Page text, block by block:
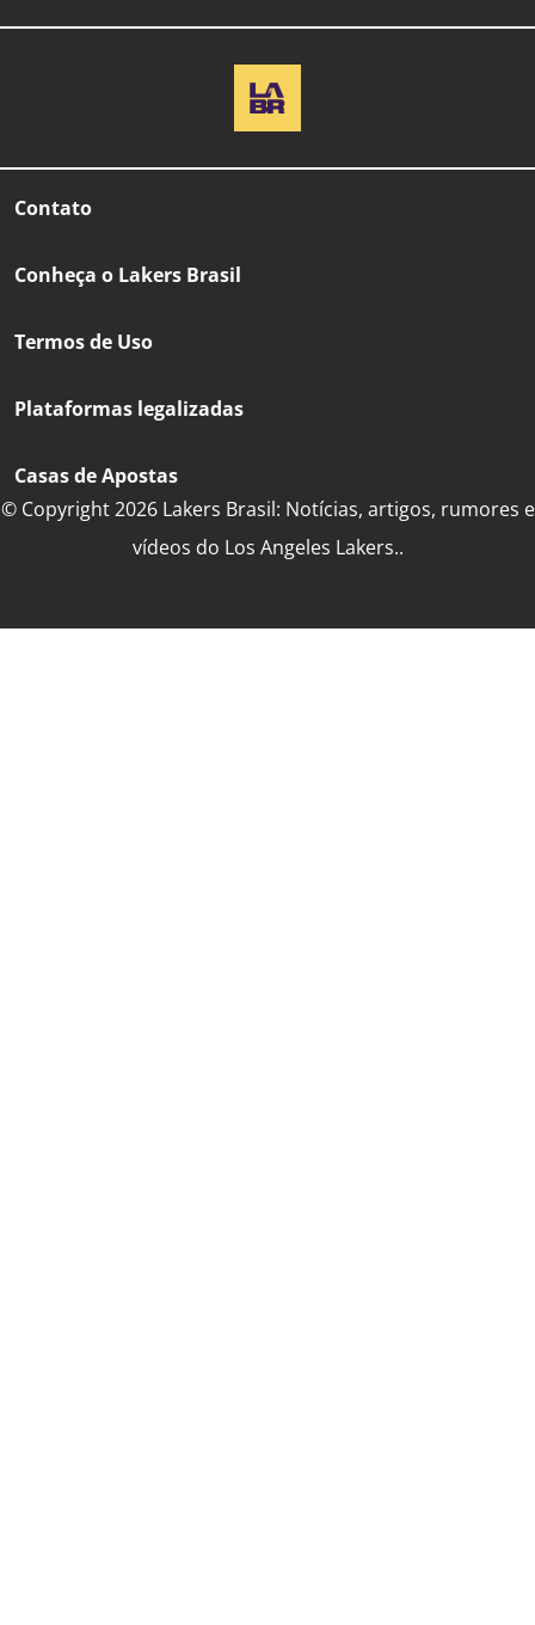
Contato
Conheça o Lakers Brasil
Termos de Uso
Plataformas legalizadas
Casas de Apostas
© Copyright 2026 Lakers Brasil: Notícias, artigos, rumores e
vídeos do Los Angeles Lakers..